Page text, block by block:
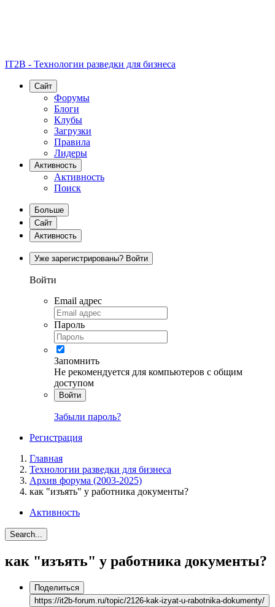
IT2B - Технологии разведки для бизнеса
Сайт
Форумы
Блоги
Клубы
Загрузки
Правила
Лидеры
Активность
Активность
Поиск
Больше
Сайт
Активность
Уже зарегистрированы? Войти
Войти
Email адрес
Пароль
Запомнить
Не рекомендуется для компьютеров с общим
доступом
Войти
Забыли пароль?
Регистрация
Главная
Технологии разведки для бизнеса
Архив форума (2003-2025)
как "изъять" у работника документы?
Активность
Search...
как "изъять" у работника документы?
Поделиться
https://it2b-forum.ru/topic/2126-kak-izyat-u-rabotnika-dokumenty/